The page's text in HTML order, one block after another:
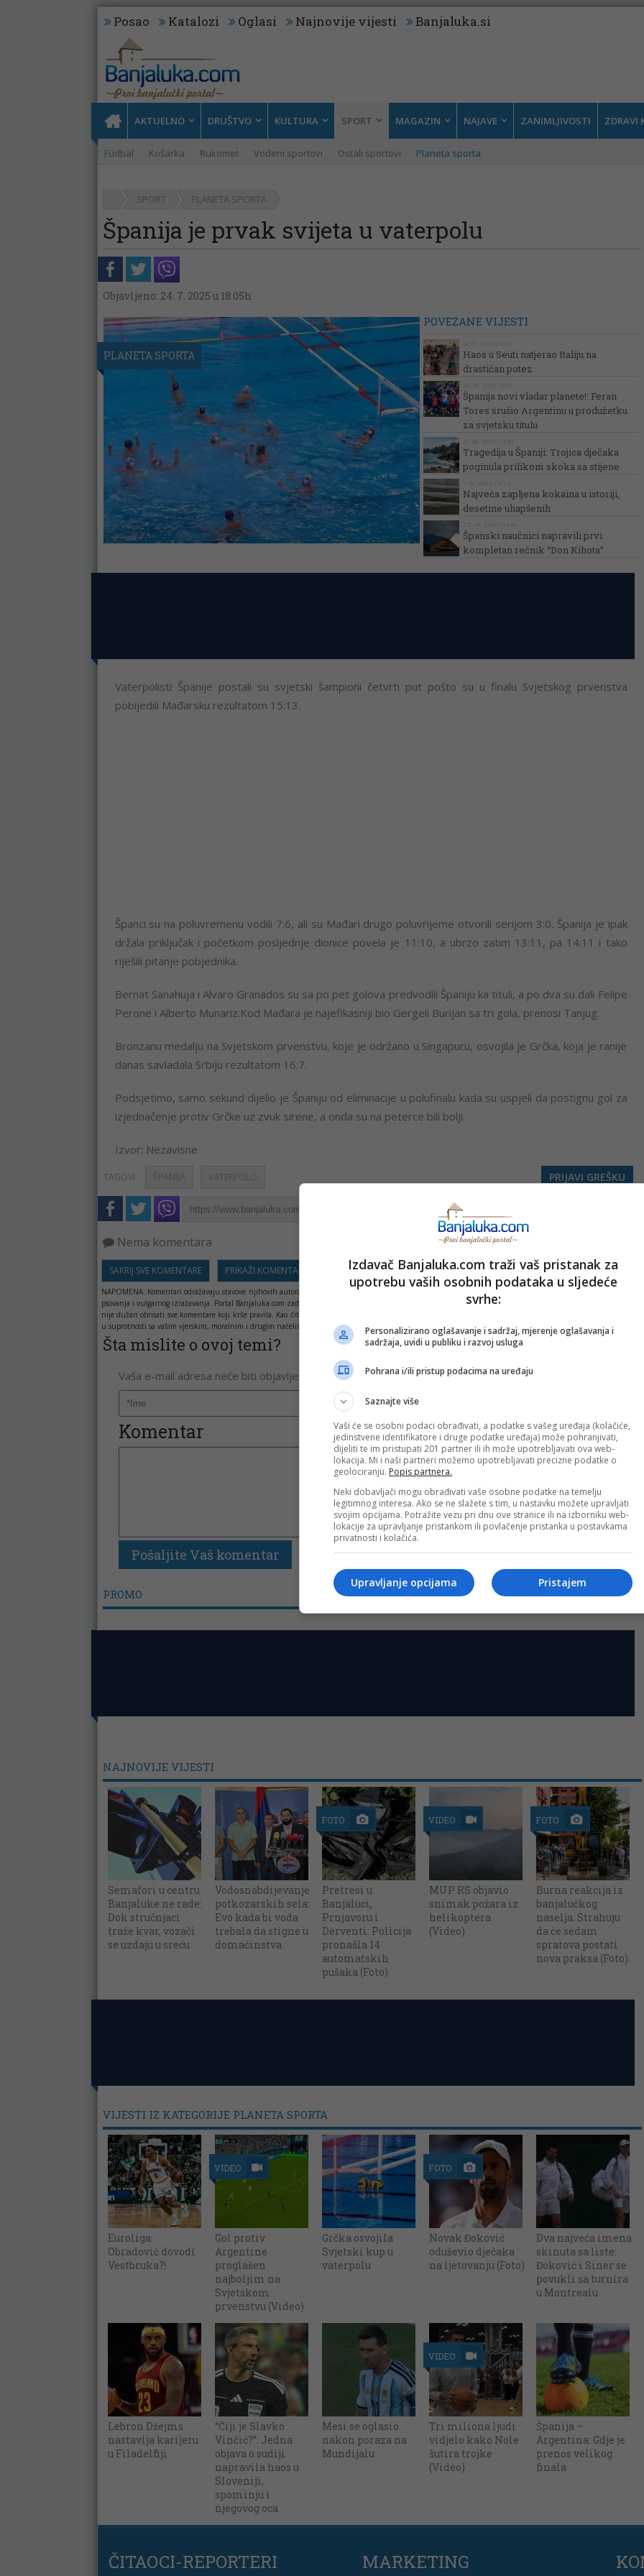
Posao Katalozi Oglasi Najnovije vijesti Banjaluka.si
AKTUELNO DRUŠTVO KULTURA SPORT
Fudbal Košarka Rukomet Vodeni sportovi Ostali sportovi Planeta sporta
MAGAZIN NAJAVE ZANIMLJIVOSTI ZDRAVI
SPORT PLANETA SPORTA
Španija je prvak svijeta u vaterpolu
Objavljeno: 24. 7. 2025 u 18:05h
PLANETA SPORTA
POVEZANE VIJESTI
Haos u Seuti natjerao Italiju na
drastičan potez
Španija novi vladar planete!: Feran
Tores srušio Argentinu u produžetku
za svjetsku titulu
Tragedija u Španiji: Trojica dječaka
poginula prilikom skoka sa stijene
Najveća zapljena kokaina u istoriji,
desetine uhapšenih
Španski naučnici napravili prvi
kompletan rečnik “Don Kihota”
​Vaterpolisti Španije postali su svjetski šampioni četvrti put pošto su u finalu Svjetskog prvenstva
pobijedili Mađarsku rezultatom 15:13.
Španci su na poluvremenu vodili 7:6, ali su Mađari drugo poluvrijeme otvorili serijom 3:0. Španija je ipak
držala priključak i početkom posljednje dionice povela je 11:10, a ubrzo zatim 13:11, pa 14:11 i tako
riješili pitanje pobjednika.
Bernat Sanahuja i Alvaro Granados su sa po pet golova predvodili Španiju ka tituli, a po dva su dali Felipe
Perone i Alberto Munariz.Kod Mađara je najefikasniji bio Gergeli Burijan sa tri gola, prenosi Tanjug.
Bronzanu medalju na Svjetskom prvenstvu, koje je održano u Singapuru, osvojila je Grčka, koja je ranije
danas savladala Srbiju rezultatom 16:7.
Podsjetimo, samo sekund dijelio je Španiju od eliminacije u polufinalu kada su uspjeli da postignu gol za
izjednačenje protiv Grčke uz zvuk sirene, a onda su na peterce bili bolji.
Izvor: Nezavisne
TAGOVI: ŠPANIJA VATERPOLO PRIJAVI GREŠKU
Nema komentara
SAKRIJ SVE KOMENTARE PRIKAŽI KOMENTARE
NAPOMENA: Komentari odražavaju stavove njihovih autora, a ne nužno i stavove internet portala Banjaluka.com. Molimo korisnike da se suzdrže od vrijeđanja,
psovanja i vulgarnog izražavanja. Portal Banjaluka.com zadržava pravo da obriše komentar bez najave i objašnjenja. Zbog velikog broja komentara Banjaluka.com
nije dužan obrisati sve komentare koji krše pravila. Kao čitalac takođe prihvatate mogućnost da među komentarima mogu biti pronađeni sadržaji koji mogu biti
u suprotnosti sa vašim vjerskim, moralnim i drugim načelima i uvjerenjima.
Šta mislite o ovoj temi?
Vaša e-mail adresa neće biti objavljena. Sva polja su obavezna!
Komentar
PROMO
NAJNOVIJE VIJESTI
Semafori u centru
Banjaluke ne rade:
Dok stručnjaci
traže kvar, vozači
se uzdaju u sreću
Vodosnabdijevanje
potkozarskih sela:
Evo kada bi voda
trebala da stigne u
domaćinstva
FOTO
Pretresi u
Banjaluci,
Prnjavoru i
Derventi: Policija
pronašla 14
automatskih
pušaka (Foto)
VIDEO
MUP RS objavio
snimak požara iz
helikoptera
(Video)
FOTO
Burna reakcija iz
banjalučkog
naselja: Strahuju
da će sedam
spratova postati
nova praksa (Foto)
VIJESTI IZ KATEGORIJE PLANETA SPORTA
Euroliga:
Obradović dovodi
Vestbruka?!
VIDEO
Gol protiv
Argentine
proglašen
najboljim na
Svjetskom
prvenstvu (Video)
Grčka osvojila
Svjetski kup u
vaterpolu
FOTO
Novak Đoković
oduševio dječaka
na ljetovanju (Foto)
Dva najveća imena
skinuta sa liste:
Đoković i Siner se
povukli sa turnira
u Montrealu
Lebron Džejms
nastavlja karijeru
u Filadelfiji
“Čiji je Slavko
Vinčić?”: Jedna
objava o sudiji
napravila haos u
Sloveniji,
spominju i
njegovog oca
Mesi se oglasio
nakon poraza na
Mundijalu
VIDEO
Tri miliona ljudi
vidjelo kako Nole
šutira trojke
(Video)
Španija –
Argentina: Gdje je
prenos velikog
finala
ČITAOCI-REPORTERI MARKETING
Izdavač Banjaluka.com traži vaš pristanak za
upotrebu vaših osobnih podataka u sljedeće
svrhe:
Personalizirano oglašavanje i sadržaj, mjerenje oglašavanja i
sadržaja, uvidi u publiku i razvoj usluga
Pohrana i/ili pristup podacima na uređaju
Saznajte više
Vaši će se osobni podaci obrađivati, a podatke s vašeg uređaja (kolačiće,
jedinstvene identifikatore i druge podatke uređaja) može pohranjivati,
dijeliti te im pristupati 201 partner ili ih može upotrebljavati ova web-
lokacija. Mi i naši partneri možemo upotrebljavati precizne podatke o
geolociranju. Popis partnera.
Neki dobavljači mogu obrađivati vaše osobne podatke na temelju
legitimnog interesa. Ako se ne slažete s tim, u nastavku možete upravljati
svojim opcijama. Potražite vezu pri dnu ove stranice ili na izborniku web-
lokacije za upravljanje pristankom ili povlačenje pristanka u postavkama
privatnosti i kolačića.
Pristajem
Upravljanje opcijama